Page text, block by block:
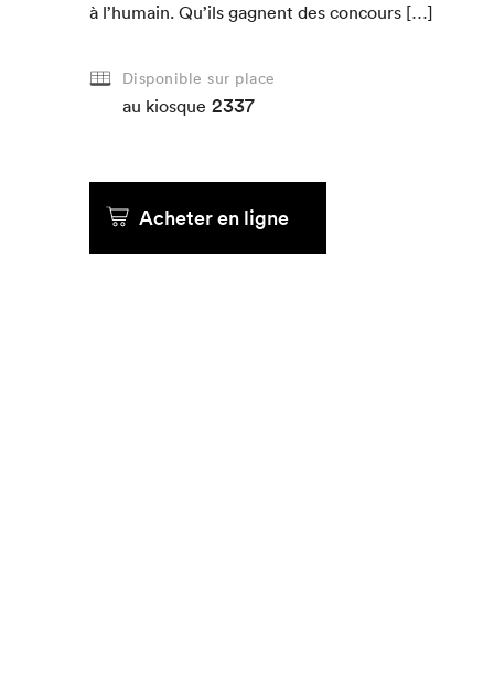
à l’humain. Qu’ils gag­nent des concours […]
Disponible sur place
au kiosque 2337
Acheter en ligne